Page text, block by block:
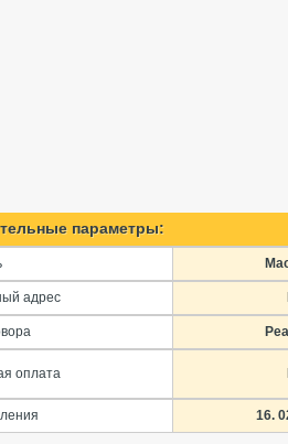
параметры:
адрес
оплата
16.